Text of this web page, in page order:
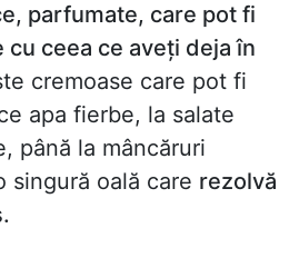
parfumate, care pot fi
cu ceea ce aveți deja în
cremoase care pot fi
apa fierbe, la salate
până la mâncăruri
oală care rezolvă